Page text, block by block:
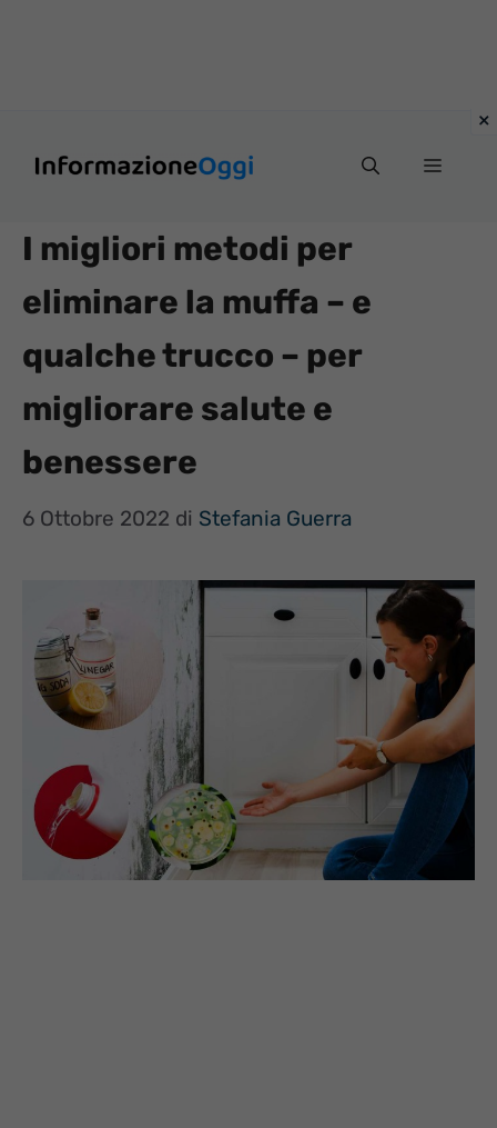
Menu
I migliori metodi per
eliminare la muffa – e
qualche trucco – per
migliorare salute e
benessere
6 Ottobre 2022 di Stefania Guerra